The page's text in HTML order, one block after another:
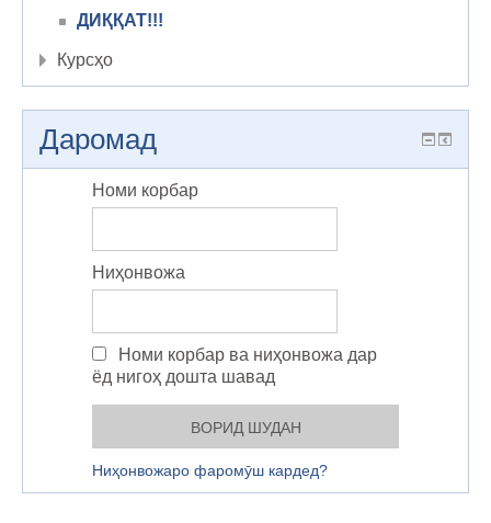
ДИҚҚАТ!!!
Курсҳо
Даромад
Номи корбар
Ниҳонвожа
Номи корбар ва ниҳонвожа дар
ёд нигоҳ дошта шавад
Ниҳонвожаро фаромӯш кардед?